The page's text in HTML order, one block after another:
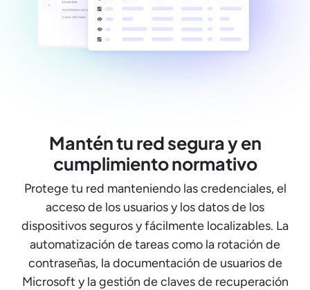
Mantén tu red segura y en
cumplimiento normativo
Protege tu red manteniendo las credenciales, el
acceso de los usuarios y los datos de los
dispositivos seguros y fácilmente localizables. La
automatización de tareas como la rotación de
contraseñas, la documentación de usuarios de
Microsoft y la gestión de claves de recuperación